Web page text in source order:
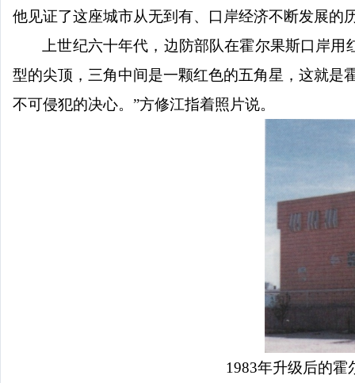
他见证了这座城市从无到有、口岸经济不断发展的
上世纪六十年代，边防部队在霍尔果斯口岸
型的尖顶，三角中间是一颗红色的五角星，这就是
不可侵犯的决心。”方修江指着照片说。
1983年升级后的